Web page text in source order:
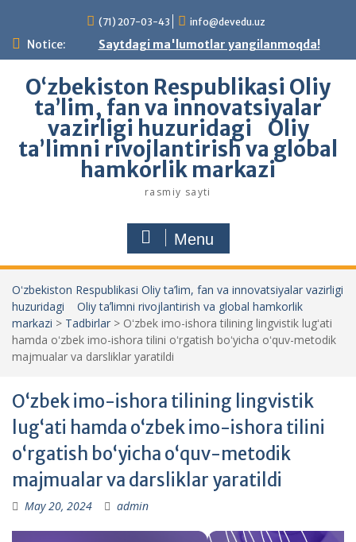
content
(71) 207-03-43 info@devedu.uz
Notice: Saytdagi ma'lumotlar yangilanmoqda!
Oʻzbekiston Respublikasi Oliy
ta’lim, fan va innovatsiyalar
vazirligi huzuridagi Oliy
taʼlimni rivojlantirish va global
hamkorlik markazi
rasmiy sayti
Menu
Oʻzbekiston Respublikasi Oliy ta’lim, fan va innovatsiyalar vazirligi
huzuridagi Oliy taʼlimni rivojlantirish va global hamkorlik
markazi > Tadbirlar > Oʻzbek imo-ishora tilining lingvistik lugʻati
hamda oʻzbek imo-ishora tilini oʻrgatish boʻyicha oʻquv-metodik
majmualar va darsliklar yaratildi
Oʻzbek imo-ishora tilining lingvistik
lugʻati hamda oʻzbek imo-ishora tilini
oʻrgatish boʻyicha oʻquv-metodik
majmualar va darsliklar yaratildi
May 20, 2024 admin